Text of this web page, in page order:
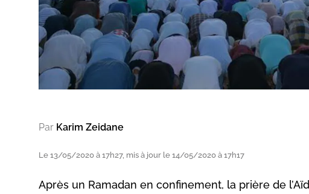
Par Karim Zeidane
Le 13/05/2020 à 17h27, mis à jour le 14/05/2020 à 17h17
Après un Ramadan en confinement, la prière de